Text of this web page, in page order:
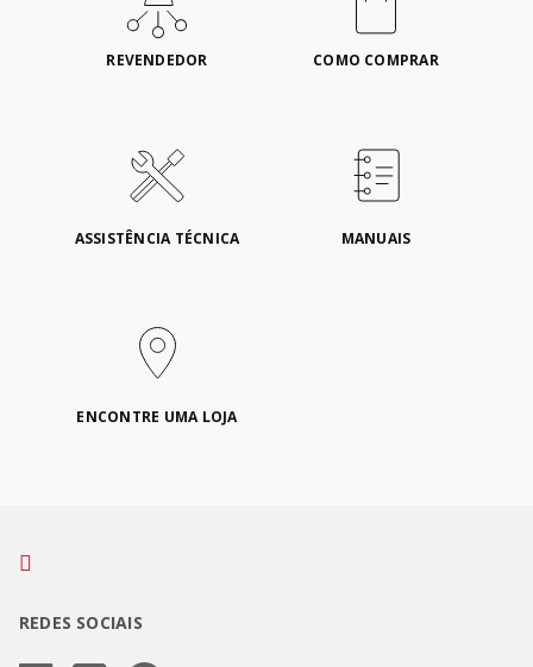
REVENDEDOR COMO COMPRAR
ASSISTÊNCIA TÉCNICA MANUAIS
ENCONTRE UMA LOJA
REDES SOCIAIS